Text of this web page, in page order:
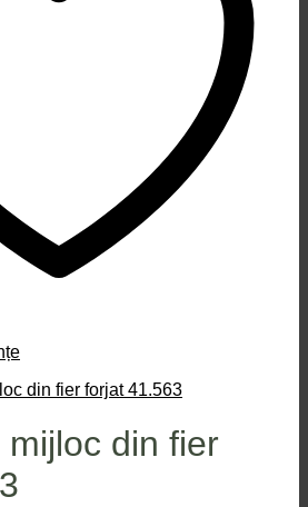
din fier